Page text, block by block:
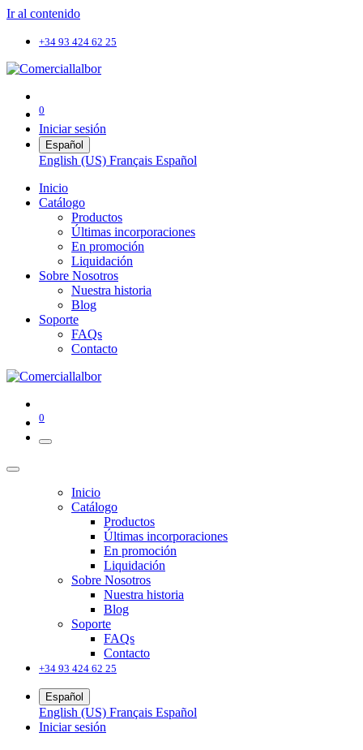
Ir al contenido
+34 93 424 62 25
0
Iniciar sesión
Español
English (US) Français Español
Inicio
Catálogo
Productos
Últimas incorporaciones
En promoción
Liquidación
Sobre Nosotros
Nuestra historia
Blog
Soporte
FAQs
Contacto
0
Inicio
Catálogo
Productos
Últimas incorporaciones
En promoción
Liquidación
Sobre Nosotros
Nuestra historia
Blog
Soporte
FAQs
Contacto
+34 93 424 62 25
Español
English (US) Français Español
Iniciar sesión